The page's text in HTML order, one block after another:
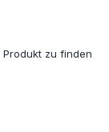
zu finden